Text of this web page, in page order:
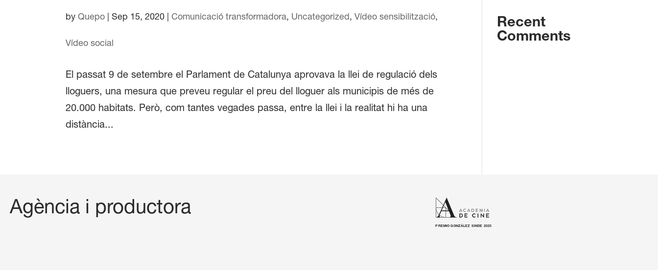
byQuepo |Sep 15, 2020 |Comunicació transformadora, Uncategorized,Vídeo sensibilització,
Vídeo social
El passat 9 de setembre el Parlament de Catalunya aprovava la llei de regulació dels
lloguers, una mesura que preveu regular el preu del lloguer als municipis de més de
20.000 habitats. Però, com tantes vegades passa, entre la llei i la realitat hi ha una
distància...
Recent
Comments
Agència i productora
PREMIO GONZÁLEZ SINDE 2025